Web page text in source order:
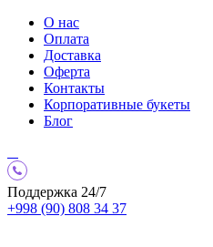
О нас
Оплата
Доставка
Оферта
Контакты
Корпоративные букеты
Блог
Поддержка 24/7
+998 (90) 808 34 37